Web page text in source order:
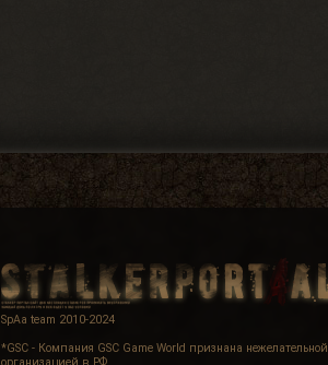
SpAa team 2010-2024
*GSC - Компания GSC Game World признана нежелательной